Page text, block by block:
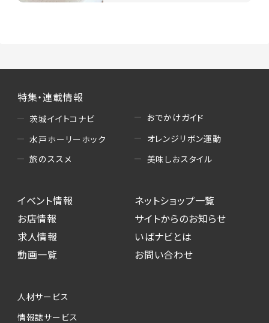
特集・連載情報
茨城イイトコナビ
水戸ホーリーホック
旅のススメ
おでかけガイド
オレンジリボン運動
美味しおスタイル
イベント情報
お店情報
求人情報
動画一覧
ネットショップ一覧
サイトからのお知らせ
いばナビとは
お問い合わせ
人材サービス
情報誌サービス